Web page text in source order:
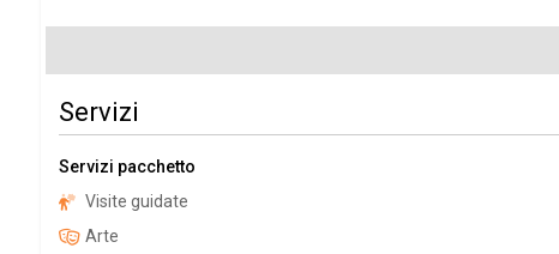
Servizi
Servizi pacchetto
Visite guidate
Arte